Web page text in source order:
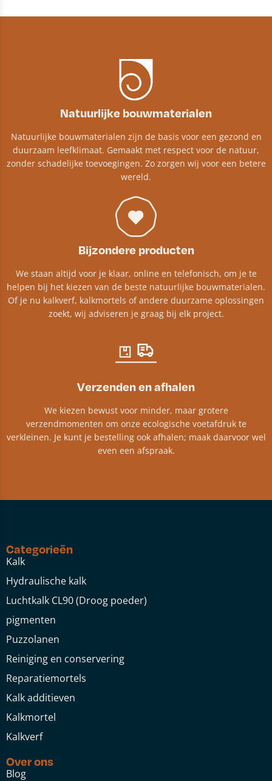
Natuurlijke bouwmaterialen
Natuurlijke bouwmaterialen zijn de basis voor een gezond en
duurzaam leefklimaat. Gemaakt met respect voor de natuur,
zonder schadelijke toevoegingen. Zo zorgen wij voor een betere
wereld.
Bijzondere producten
We staan altijd voor je klaar, online en telefonisch, om je te
helpen bij het kiezen van de beste natuurlijke bouwmaterialen.
Of je nu kalkverf, kalkmortels of andere duurzame oplossingen
zoekt, wij adviseren je graag bij elk project.​
Verzenden en afhalen
We kiezen bewust voor minder, maar grotere
verzendmomenten om onze ecologische voetafdruk te
verkleinen. Je kunt je bestelling ook afhalen; maak daarvoor wel
even een afspraak.
Categorieën
Kalk
Hydraulische kalk
Luchtkalk CL90 (Droog poeder)
pigmenten
Puzzolanen
Reiniging en conservering
Reparatiemortels
Kalk additieven
Kalkmortel
Kalkverf
Over ons
Blog